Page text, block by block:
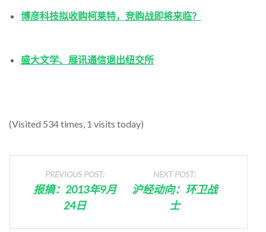
博彦科技拟收购柯莱特，竞购战即将来临？
盛大文学、展讯通信退出纽交所
(Visited 534 times, 1 visits today)
PREVIOUS POST:
报摘：2013年9月
24日
NEXT POST:
沪经动向：环卫战
士